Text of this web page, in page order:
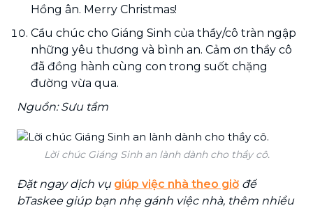
Hồng ân. Merry Christmas!
Cầu chúc cho Giáng Sinh của thầy/cô tràn ngập
những yêu thương và bình an. Cảm ơn thầy cô
đã đồng hành cùng con trong suốt chặng
đường vừa qua.
Nguồn: Sưu tầm
Lời chúc Giáng Sinh an lành dành cho thầy cô.
Đặt ngay dịch vụ giúp việc nhà theo giờ để
bTaskee giúp bạn nhẹ gánh việc nhà, thêm nhiều